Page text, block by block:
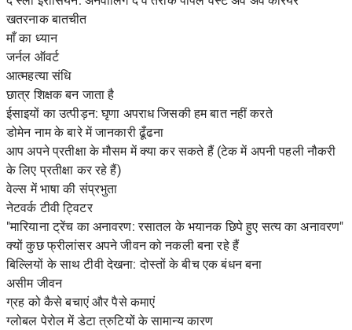
खतरनाक बातचीत
माँ का ध्यान
जर्नल ऑवर्ट
आत्महत्या संधि
छात्र शिक्षक बन जाता है
ईसाइयों का उत्पीड़न: घृणा अपराध जिसकी हम बात नहीं करते
डोमेन नाम के बारे में जानकारी ढूँढना
आप अपने प्रतीक्षा के मौसम में क्या कर सकते हैं (टेक में अपनी पहली नौकरी
के लिए प्रतीक्षा कर रहे हैं)
वेल्स में भाषा की संप्रभुता
नेटवर्क टीवी ट्विटर
"मारियाना ट्रेंच का अनावरण: रसातल के भयानक छिपे हुए सत्य का अनावरण"
क्यों कुछ फ्रीलांसर अपने जीवन को नकली बना रहे हैं
बिल्लियों के साथ टीवी देखना: दोस्तों के बीच एक बंधन बना
असीम जीवन
ग्रह को कैसे बचाएं और पैसे कमाएं
ग्लोबल पेरोल में डेटा त्रुटियों के सामान्य कारण